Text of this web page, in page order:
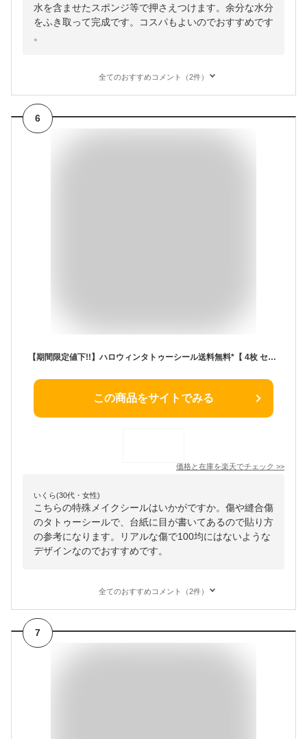
水を含ませたスポンジ等で押さえつけます。余分な水分
をふき取って完成です。コスパもよいのでおすすめです
。
全てのおすすめコメント（2件）
6
【期間限定値下!!】ハロウィンタトゥーシール送料無料*【 4枚 セット】特殊メイク シール ホラーフェイスシールゾンビ フランケンシュタイン.傷メイクタトゥーシール.縫合傷タトゥーシール.ハロウィンイベント小物.切り傷タトゥーシール
この商品をサイトでみる
価格と在庫を楽天でチェック >>
いくら(30代・女性)
こちらの特殊メイクシールはいかがですか。傷や縫合傷
のタトゥーシールで、台紙に目が書いてあるので貼り方
の参考になります。リアルな傷で100均にはないような
デザインなのでおすすめです。
全てのおすすめコメント（2件）
7